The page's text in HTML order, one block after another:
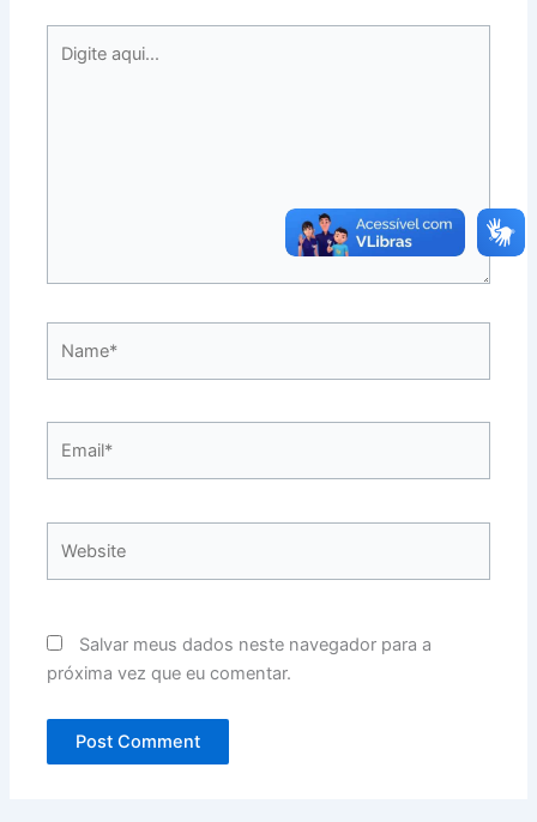
aqui...
Salvar meus dados neste navegador para a
próxima vez que eu comentar.